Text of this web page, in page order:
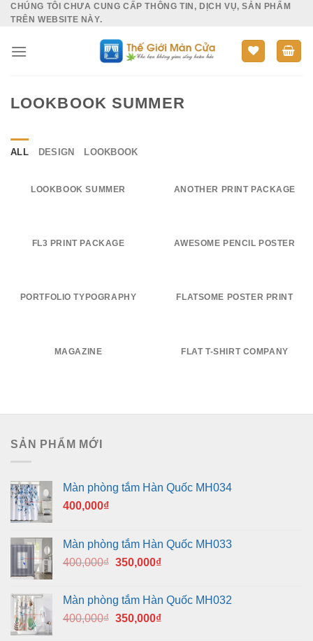
SkipCHÚNG TÔI CHƯA CUNG CẤP THÔNG TIN, DỊCH VỤ, SẢN PHẨM
TRÊN WEBSITE NÀY.
LOOKBOOK SUMMER
ALL DESIGN LOOKBOOK
LOOKBOOK SUMMER ANOTHER PRINT PACKAGE
FL3 PRINT PACKAGE AWESOME PENCIL POSTER
PORTFOLIO TYPOGRAPHY FLATSOME POSTER PRINT
MAGAZINE FLAT T-SHIRT COMPANY
SẢN PHẨM MỚI
Màn phòng tắm Hàn Quốc MH034
400,000₫
Màn phòng tắm Hàn Quốc MH033
400,000₫ Giá
400,000₫.
350,000₫Giá
là:
350,000₫.
Màn phòng tắm Hàn Quốc MH032
400,000₫ Giá
350,000₫Giá